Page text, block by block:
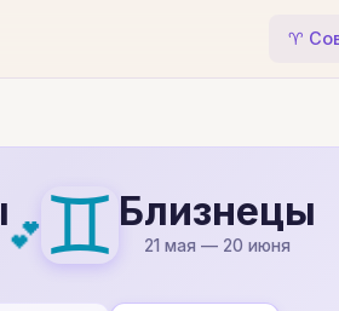
♈
💕 ♊ Близнецы
21 мая — 20 июня